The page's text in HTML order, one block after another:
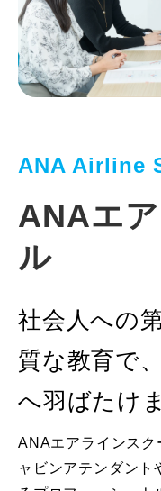
ANA Airline
ANAエ
ル
社会人への
質な教育で
へ羽ばたけ
ANAエアラインスク
ャビンアテンダント